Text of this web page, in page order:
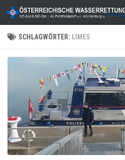
Zum Inhalt springen
SCHLAGWÖRTER: LIMES